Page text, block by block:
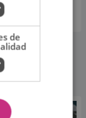
2026.
de